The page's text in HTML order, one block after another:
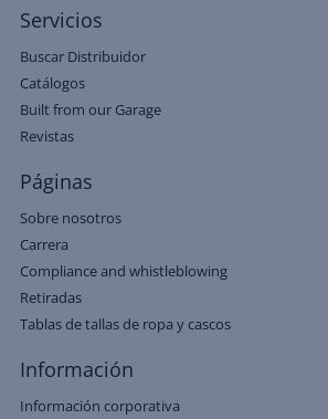
Servicios
Buscar Distribuidor
Catálogos
Built from our Garage
Revistas
Páginas
Sobre nosotros
Carrera
Compliance and whistleblowing
Retiradas
Tablas de tallas de ropa y cascos
Información
Información corporativa